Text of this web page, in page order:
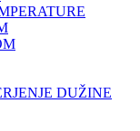
DUŽINE